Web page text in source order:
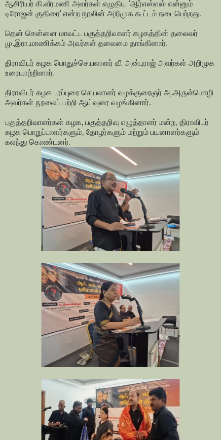
ஆசிரியர் கி.வீரமணி அவர்கள் எழுதிய 'ஆர்எஸ்எஸ் என்னும்
டிரோஜன் குதிரை' என்ற நூலின் அறிமுக கூட்டம் நடைபெற்றது.
தென் சென்னை மாவட்ட பகுத்தறிவாளர் கழகத்தின் தலைவர்
மு.இரா.மாணிக்கம் அவர்கள் தலைமை தாங்கினார்.
திராவிடர் கழக பொதுச்செயலாளர் வீ. அன்புராஜ் அவர்கள் அறிமுக
உரையாற்றினார்.
திராவிடர் கழக பரப்புரை செயலாளர் வழக்குரைஞர் அ.அருள்மொழி
அவர்கள் நூலைப் பற்றி ஆய்வுரை வழங்கினார்.
பகுத்தறிவாளர்கள் கழக, பகுத்தறிவு எழுத்தாளர் மன்ற, திராவிடர்
கழக பொறுப்பாளர்களும், தோழர்களும் மற்றும் பயனாளர்களும்
கலந்து கொண்டனர்.